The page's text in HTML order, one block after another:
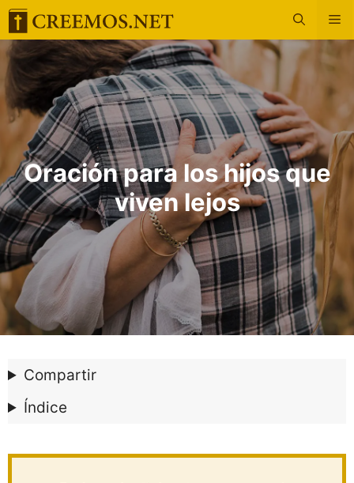
Saltar
al
contenido
Oración para los hijos que
viven lejos
Compartir
Índice